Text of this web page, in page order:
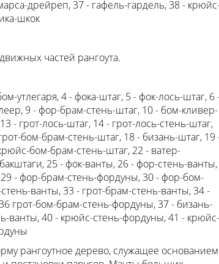
дрейреп, 37 - гафель-гардель, 38 -
шкок
частей рангоута.
утлегаря, 4 - фока-штаг, 5 - фок-лось-штаг, 6
9 - фор-брам-стень-штаг, 10 - бом-кливер-
- грот-лось-штаг, 14 - грот-лось-стень-штаг,
бом-брам-стень-штаг, 18 - бизань-штаг, 19
бом-брам-стень-штаг, 22 - ватер-
25 - фок-ванты, 26 - фор-стень-ванты,
- фор-брам-стень-фордуны, 30 - фор-бом-
ванты, 33 - грот-брам-стень-ванты, 34 -
грот-бом-брам-стень-фордуны, 37 - бизань-
ванты, 40 - крюйс-стень-фордуны, 41 - крюйс-
рангоутное дерево, служащее основанием